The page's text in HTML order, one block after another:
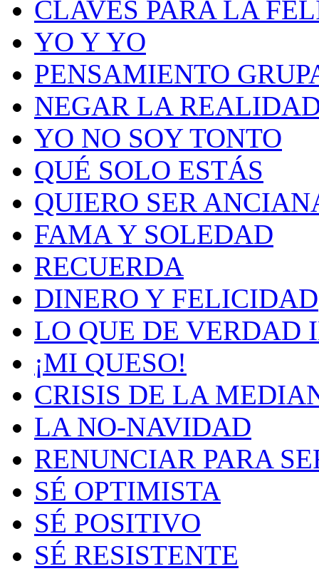
CLAVES PARA LA
YO Y YO
PENSAMIENTO
NEGAR LA
YO NO SOY TONTO
QUÉ SOLO ESTÁS
QUIERO SER
FAMA Y SOLEDAD
RECUERDA
DINERO Y FELICIDAD
LO QUE DE VERDAD
¡MI QUESO!
CRISIS DE LA
LA NO-NAVIDAD
RENUNCIAR PARA
SÉ OPTIMISTA
SÉ POSITIVO
SÉ RESISTENTE